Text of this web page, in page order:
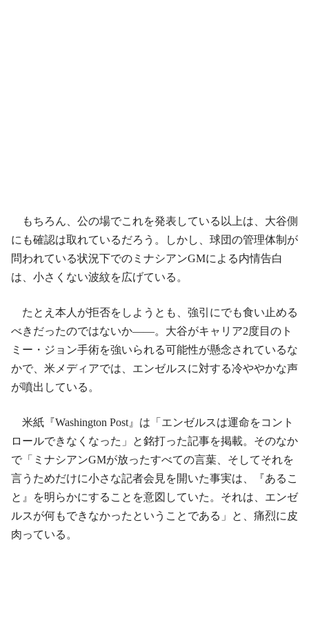
もちろん、公の場でこれを発表している以上は、大谷側
にも確認は取れているだろう。しかし、球団の管理体制が
問われている状況下でのミナシアンGMによる内情告白
は、小さくない波紋を広げている。
たとえ本人が拒否をしようとも、強引にでも食い止める
べきだったのではないか――。大谷がキャリア2度目のト
ミー・ジョン手術を強いられる可能性が懸念されているな
かで、米メディアでは、エンゼルスに対する冷ややかな声
が噴出している。
米紙『Washington Post』は「エンゼルスは運命をコント
ロールできなくなった」と銘打った記事を掲載。そのなか
で「ミナシアンGMが放ったすべての言葉、そしてそれを
言うためだけに小さな記者会見を開いた事実は、『あるこ
と』を明らかにすることを意図していた。それは、エンゼ
ルスが何もできなかったということである」と、痛烈に皮
肉っている。